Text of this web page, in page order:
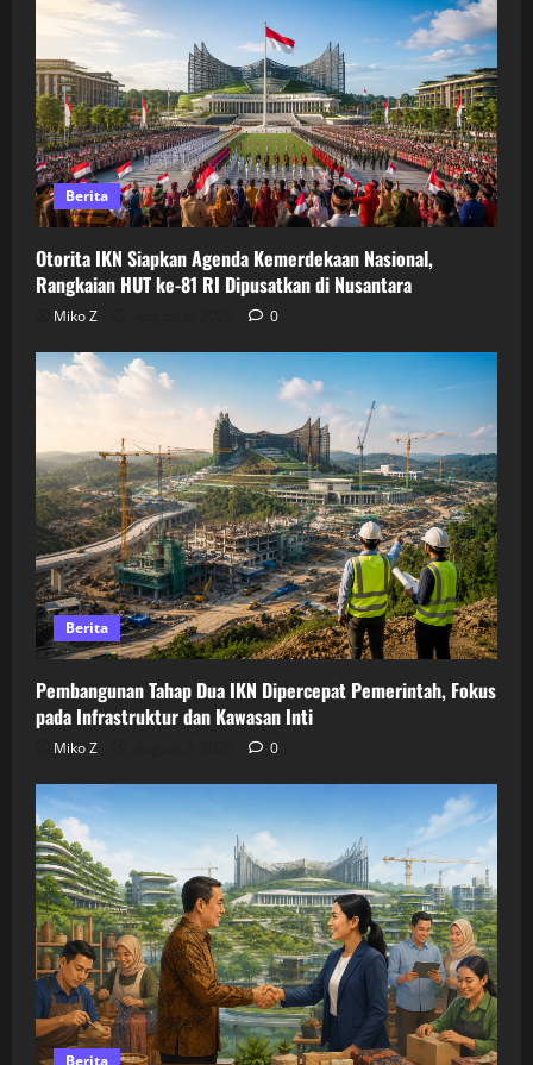
Berita
Otorita IKN Siapkan Agenda Kemerdekaan Nasional,
Rangkaian HUT ke-81 RI Dipusatkan di Nusantara
Miko Z 0
Berita
Pembangunan Tahap Dua IKN Dipercepat Pemerintah, Fokus
pada Infrastruktur dan Kawasan Inti
Miko Z 0